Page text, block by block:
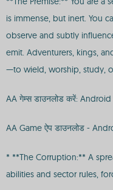
is immense, but inert. You
observe and subtly
emit. Adventurers, kings,
—to wield, worship, study,
AA गेम्स डाउनलोड करें:
AA Game ऐप डाउनलोड -
* **The Corruption:** A
abilities and sector rules,